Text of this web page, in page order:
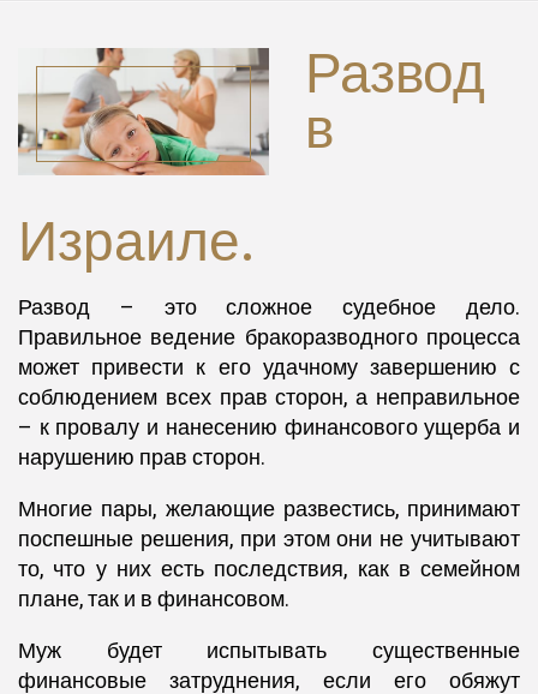
Развод
в
Израиле.
Развод – это сложное судебное дело.
Правильное ведение бракоразводного процесса
может привести к его удачному завершению с
соблюдением всех прав сторон, а неправильное
– к провалу и нанесению финансового ущерба и
нарушению прав сторон.
Многие пары, желающие развестись, принимают
поспешные решения, при этом они не учитывают
то, что у них есть последствия, как в семейном
плане, так и в финансовом.
Муж будет испытывать существенные
финансовые затруднения, если его обяжут